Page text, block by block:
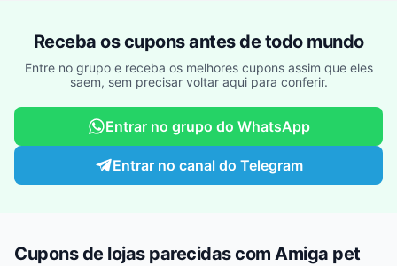
Receba os cupons antes de todo mundo
Entre no grupo e receba os melhores cupons assim que eles
saem, sem precisar voltar aqui para conferir.
Entrar no grupo do WhatsApp
Entrar no canal do Telegram
Cupons de lojas parecidas com Amiga pet